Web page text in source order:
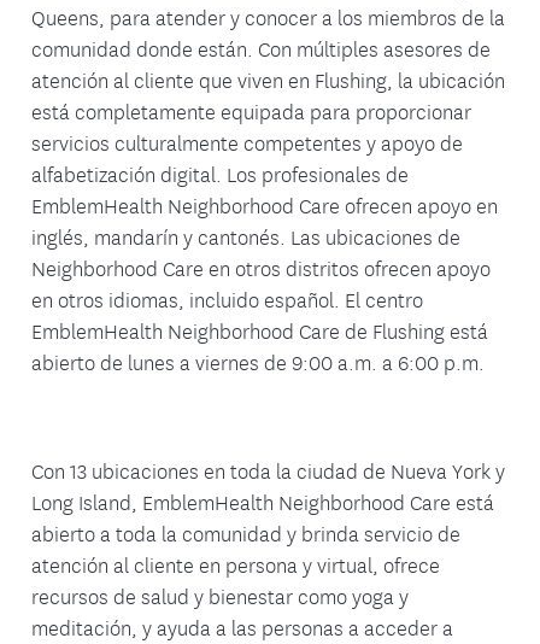
Queens, para atender y conocer a los miembros de la
comunidad donde están. Con múltiples asesores de
atención al cliente que viven en Flushing, la ubicación
está completamente equipada para proporcionar
servicios culturalmente competentes y apoyo de
alfabetización digital. Los profesionales de
EmblemHealth Neighborhood Care ofrecen apoyo en
inglés, mandarín y cantonés. Las ubicaciones de
Neighborhood Care en otros distritos ofrecen apoyo
en otros idiomas, incluido español. El centro
EmblemHealth Neighborhood Care de Flushing está
abierto de lunes a viernes de 9:00 a.m. a 6:00 p.m.
Con 13 ubicaciones en toda la ciudad de Nueva York y
Long Island, EmblemHealth Neighborhood Care está
abierto a toda la comunidad y brinda servicio de
atención al cliente en persona y virtual, ofrece
recursos de salud y bienestar como yoga y
meditación, y ayuda a las personas a acceder a